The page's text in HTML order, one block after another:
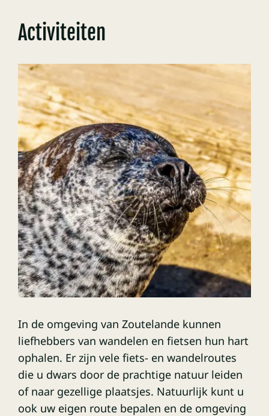
Activiteiten
In de omgeving van Zoutelande kunnen
liefhebbers van wandelen en fietsen hun hart
ophalen. Er zijn vele fiets- en wandelroutes
die u dwars door de prachtige natuur leiden
of naar gezellige plaatsjes. Natuurlijk kunt u
ook uw eigen route bepalen en de omgeving